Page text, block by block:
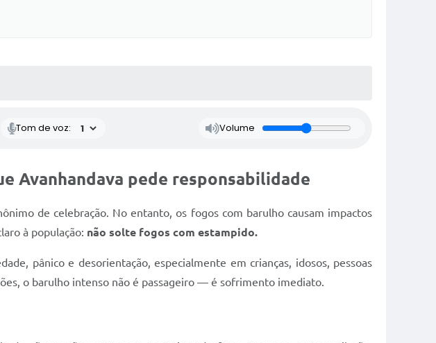
Tom de voz: Volume
Avanhandava pede responsabilidade
de celebração. No entanto, os fogos com barulho causam impactos
à população: não solte fogos com estampido.
pânico e desorientação, especialmente em crianças, idosos, pessoas
o barulho intenso não é passageiro — é sofrimento imediato.